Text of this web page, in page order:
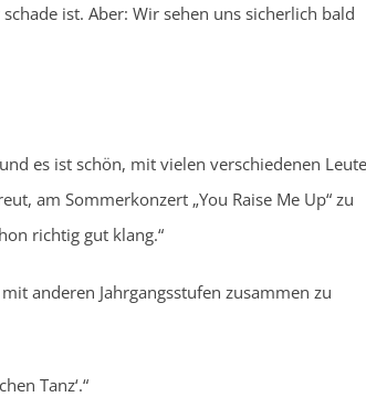
ist. Aber: Wir sehen uns sicherlich bald
es ist schön, mit vielen verschiedenen
am Sommerkonzert „You Raise Me Up“ zu
richtig gut klang.“
anderen Jahrgangsstufen zusammen zu
Tanz‘.“